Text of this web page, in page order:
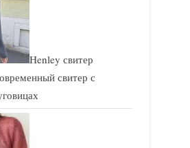
Henley свитер
свитер с